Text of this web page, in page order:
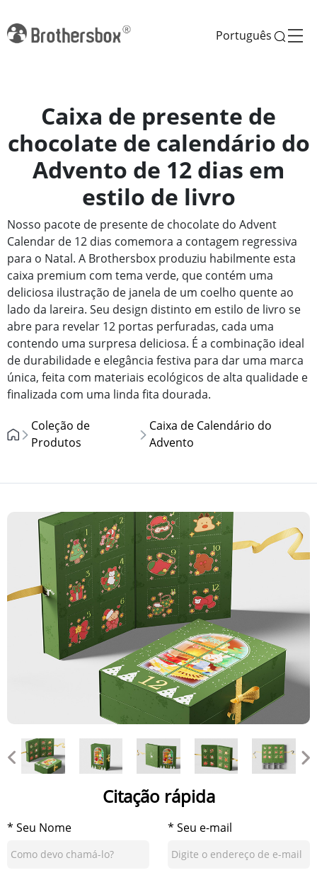
Português
Caixa de presente de
chocolate de calendário do
Advento de 12 dias em
estilo de livro
Nosso pacote de presente de chocolate do Advent
Calendar de 12 dias comemora a contagem regressiva
para o Natal. A Brothersbox produziu habilmente esta
caixa premium com tema verde, que contém uma
deliciosa ilustração de janela de um coelho quente ao
lado da lareira. Seu design distinto em estilo de livro se
abre para revelar 12 portas perfuradas, cada uma
contendo uma surpresa deliciosa. É a combinação ideal
de durabilidade e elegância festiva para dar uma marca
única, feita com materiais ecológicos de alta qualidade e
finalizada com uma linda fita dourada.
Coleção de
Produtos
Caixa de Calendário do
Advento
Citação rápida
* Seu Nome * Seu e-mail